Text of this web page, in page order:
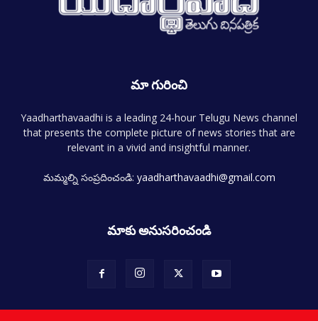
మా గురించి
Yaadharthavaadhi is a leading 24-hour Telugu News channel
that presents the complete picture of news stories that are
relevant in a vivid and insightful manner.
మమ్మల్ని సంప్రదించండి: yaadharthavaadhi@gmail.com
మాకు అనుసరించండి